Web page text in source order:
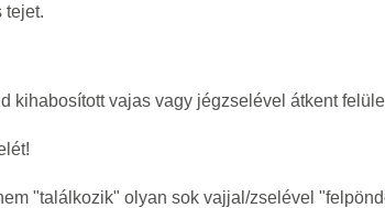
tejet.
kihabosított vajas vagy jégzselével átkent
"találkozik" olyan sok vajjal/zselével